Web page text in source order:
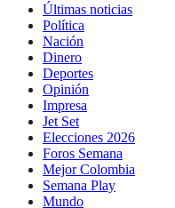
Últimas noticias
Política
Nación
Dinero
Deportes
Opinión
Impresa
Jet Set
Elecciones 2026
Foros Semana
Mejor Colombia
Semana Play
Mundo